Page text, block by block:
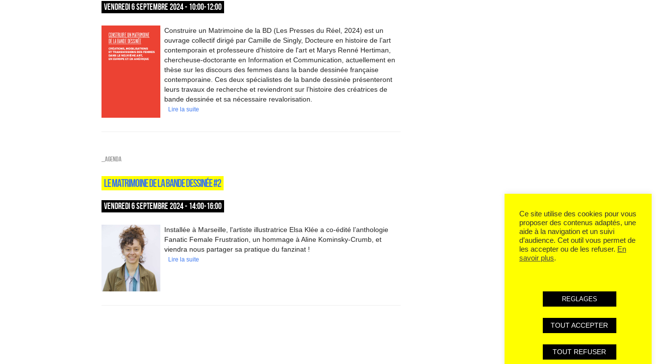
VENDREDI 6 SEPTEMBRE 2024 - 10:00-12:00
Construire un Matrimoine de la BD (Les Presses du Réel, 2024) est un
ouvrage collectif dirigé par Camille de Singly, Docteure en histoire de l’art
contemporain et professeure d'histoire de l'art et Marys Renné Hertiman,
chercheuse-doctorante en Information et Communication, actuellement en
thèse sur les discours des femmes dans la bande dessinée française
contemporaine. Ces deux spécialistes de la bande dessinée présenteront
leurs travaux de recherche et reviendront sur l’histoire des créatrices de
bande dessinée et sa nécessaire revalorisation.
Lire la suite
_Agenda
LE MATRIMOINE DE LA BANDE DESSINÉE #2
VENDREDI 6 SEPTEMBRE 2024 - 14:00-16:00
Installée à Marseille, l'artiste illustratrice Elsa Klée a co-édité l’anthologie
Fanatic Female Frustration, un hommage à Aline Kominsky-Crumb, et
viendra nous partager sa pratique du fanzinat !
Lire la suite
Ce site utilise des cookies pour vous
proposer des contenus adaptés, une
aide à la navigation et un suivi
d’audience. Cet outil vous permet de
les accepter ou de les refuser. En
savoir plus.
REGLAGES
TOUT ACCEPTER
TOUT REFUSER